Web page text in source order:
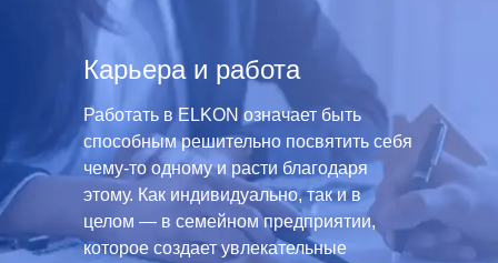
Карьера и работа
Работать в ELKON означает быть
способным решительно посвятить себя
чему-то одному и расти благодаря
этому. Как индивидуально, так и в
целом — в семейном предприятии,
которое создает увлекательные